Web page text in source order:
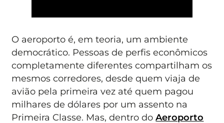
O aeroporto é, em teoria, um ambiente
democrático. Pessoas de perfis econômicos
completamente diferentes compartilham os
mesmos corredores, desde quem viaja de
avião pela primeira vez até quem pagou
milhares de dólares por um assento na
Primeira Classe. Mas, dentro doAeroporto